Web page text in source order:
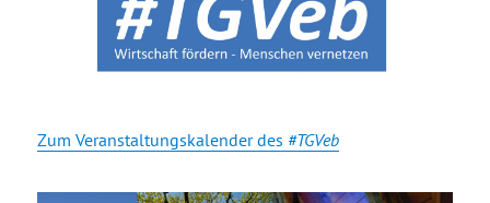
Zum Veranstaltungskalender des #TGVeb